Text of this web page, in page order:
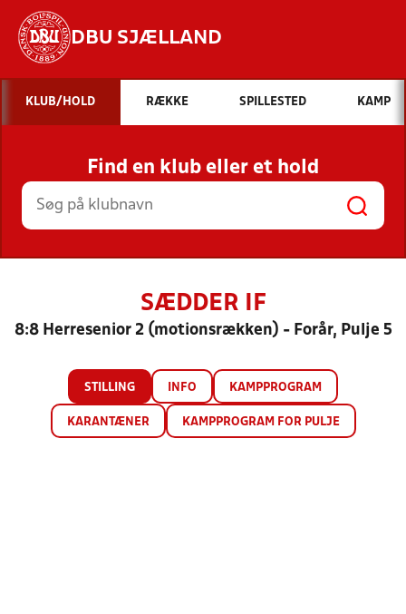
DBU SJÆLLAND
Hvad vil du søge efter?
INDHOLD OG NYHEDER
STILLINGER, RESULTATER, KLUBBER OG
HOLD
KLUB/HOLD RÆKKE SPILLESTED KAMP
Find en klub eller et hold
SÆDDER IF
8:8 Herresenior 2 (motionsrækken) - Forår, Pulje 5
STILLING INFO KAMPPROGRAM
KARANTÆNER KAMPPROGRAM FOR PULJE